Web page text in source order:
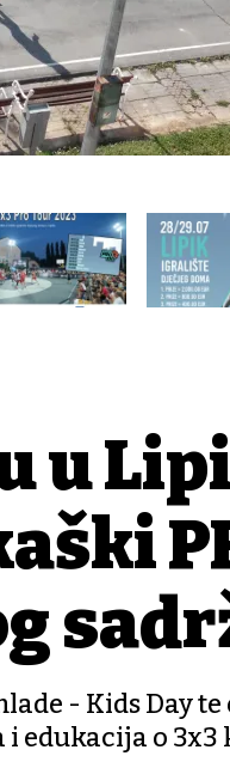
u
- Kids Day
o 3x3